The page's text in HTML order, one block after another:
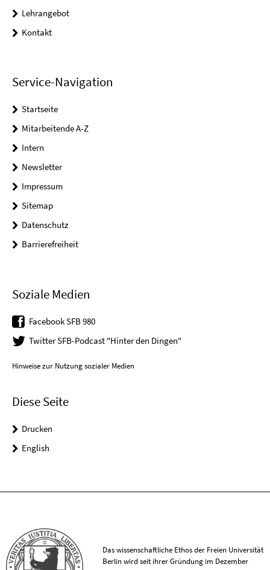
Lehrangebot
Kontakt
Service-Navigation
Startseite
Mitarbeitende A-Z
Intern
Newsletter
Impressum
Sitemap
Datenschutz
Barrierefreiheit
Soziale Medien
Facebook SFB 980
Twitter SFB-Podcast "Hinter den Dingen"
Hinweise zur Nutzung sozialer Medien
Diese Seite
Drucken
English
Das wissenschaftliche Ethos der Freien Universität
Berlin wird seit ihrer Gründung im Dezember